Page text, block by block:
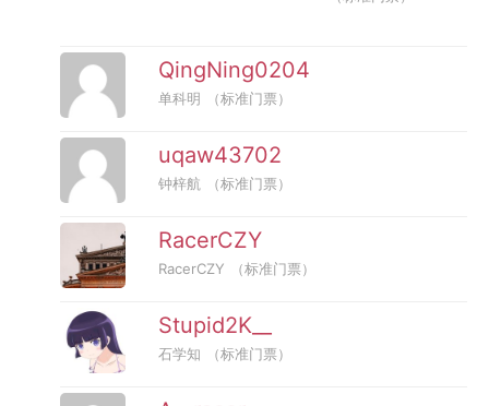
QingNing0204
单科明 （标准门票）
uqaw43702
钟梓航 （标准门票）
RacerCZY
RacerCZY （标准门票）
Stupid2K__
石学知 （标准门票）